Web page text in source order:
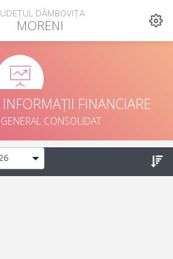
DÂMBOVIȚA
MORENI
FINANCIARE
CONSOLIDAT